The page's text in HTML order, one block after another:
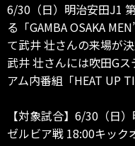
6/30（日）明治安田J1
る「GAMBA OSAKA
て武井 壮さんの来場が
武井 壮さんには吹田G
アム内番組「HEAT UP
【対象試合】6/30（日
ゼルビア戦 18:00キック